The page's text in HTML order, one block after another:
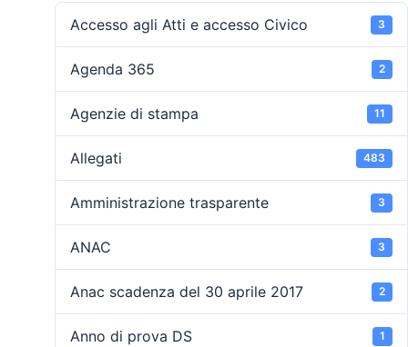
Accesso agli Atti e accesso Civico 3
Agenda 365 2
Agenzie di stampa 11
Allegati 483
Amministrazione trasparente 3
ANAC 3
Anac scadenza del 30 aprile 2017 2
Anno di prova DS 1